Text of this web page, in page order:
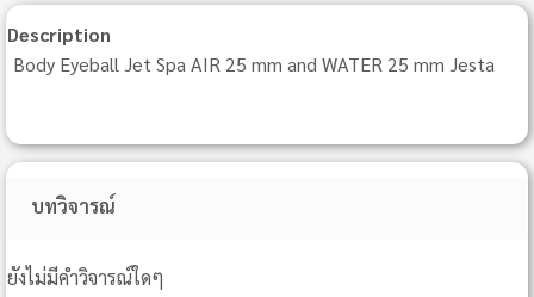
Description
Body Eyeball Jet Spa AIR 25 mm and WATER 25 mm Jesta
บทวิจารณ์
ยังไม่มีคำวิจารณ์ใดๆ